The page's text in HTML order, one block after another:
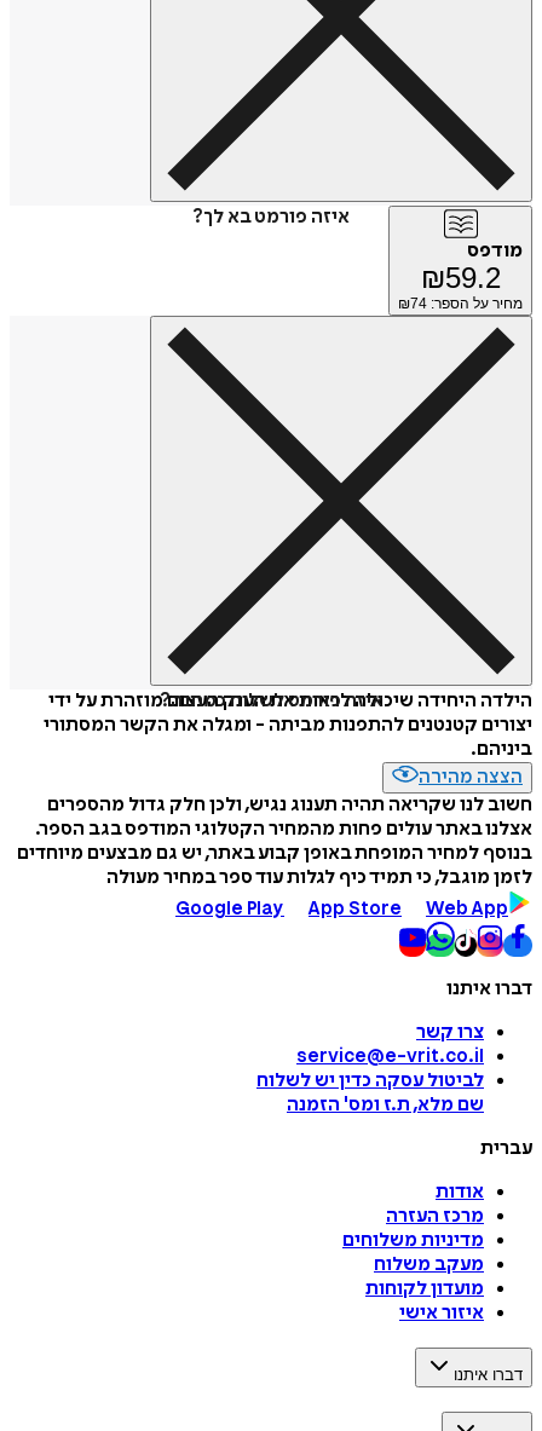
איזה פורמט בא לך?
מודפס
₪59.2
מחיר על הספר: ₪ 74
איזה פורמט לשלוח כמתנה?
הילדה היחידה שיכולה לראות את הענק העצום מוזהרת על ידי
יצורים קטנטנים להתפנות מביתה - ומגלה את הקשר המסתורי
ביניהם.
הצצה מהירה
חשוב לנו שקריאה תהיה תענוג נגיש, ולכן חלק גדול מהספרים
אצלנו באתר עולים פחות מהמחיר הקטלוגי המודפס בגב הספר.
בנוסף למחיר המופחת באופן קבוע באתר, יש גם מבצעים מיוחדים
לזמן מוגבל, כי תמיד כיף לגלות עוד ספר במחיר מעולה
Google Play
App Store Web App
דברו איתנו
צרו קשר
service@e-vrit.co.il
לביטול עסקה כדין יש לשלוח
שם מלא, ת.ז ומס' הזמנה
עברית
אודות
מרכז העזרה
מדיניות משלוחים
מעקב משלוח
מועדון לקוחות
איזור אישי
דברו איתנו